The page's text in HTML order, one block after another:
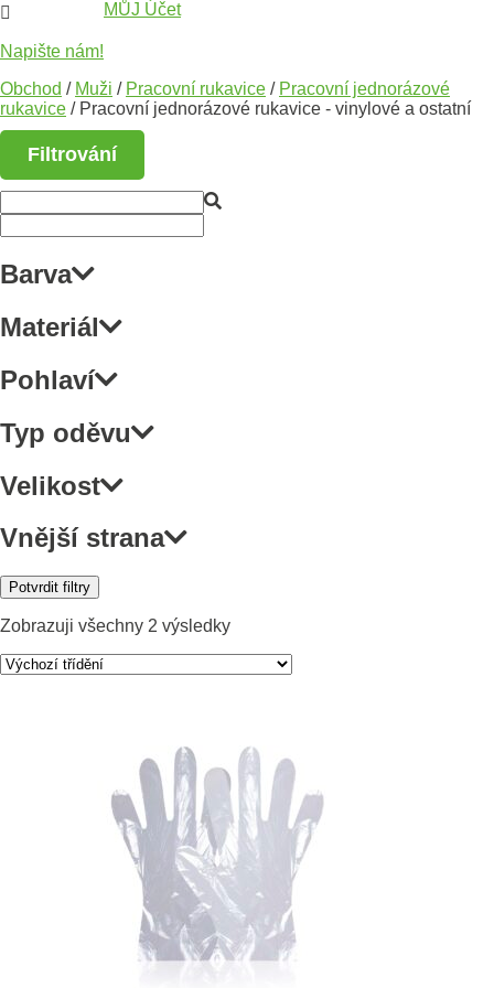

Napište nám!
MŮJ Účet
Obchod / Muži / Pracovní rukavice / Pracovní jednorázové
rukavice / Pracovní jednorázové rukavice - vinylové a ostatní
Filtrování
Barva
Materiál
Pohlaví
Typ oděvu
Velikost
Vnější strana
Potvrdit filtry
Zobrazuji všechny 2 výsledky